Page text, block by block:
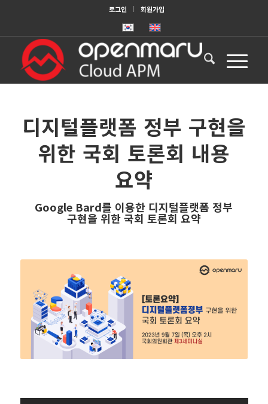
로그인 회원가입
디지털플랫폼 정부 구현을
위한 국회 토론회 내용
요약
Google Bard를 이용한 디지털플랫폼 정부
구현을 위한 국회 토론회 요약